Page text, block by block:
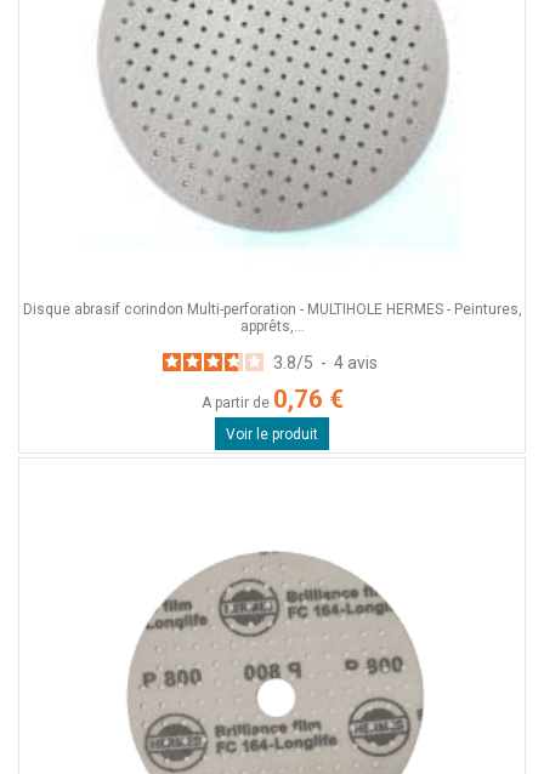
Disque abrasif corindon Multi-perforation - MULTIHOLE HERMES - Peintures,
apprêts,...
3.8/5 - 4 avis
A partir de 0,76 €
Voir le produit